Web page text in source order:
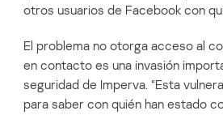
otros usuarios de Facebook con
El problema no otorga acceso al
en contacto es una invasión
seguridad de Imperva. “Esta
para saber con quién han estado